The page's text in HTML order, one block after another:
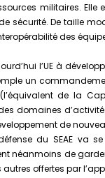
militaires. Elle
sécurité. De taille
des
l’UE à
un
de la
domaines
de
du SEAE va
néanmoins de
offertes par